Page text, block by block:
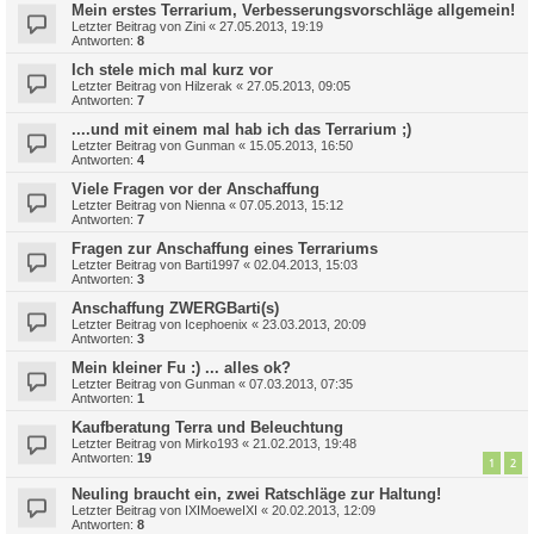
Mein erstes Terrarium, Verbesserungsvorschläge allgemein!
Letzter Beitrag von Zini « 27.05.2013, 19:19
Antworten: 8
Ich stele mich mal kurz vor
Letzter Beitrag von Hilzerak « 27.05.2013, 09:05
Antworten: 7
....und mit einem mal hab ich das Terrarium ;)
Letzter Beitrag von Gunman « 15.05.2013, 16:50
Antworten: 4
Viele Fragen vor der Anschaffung
Letzter Beitrag von Nienna « 07.05.2013, 15:12
Antworten: 7
Fragen zur Anschaffung eines Terrariums
Letzter Beitrag von Barti1997 « 02.04.2013, 15:03
Antworten: 3
Anschaffung ZWERGBarti(s)
Letzter Beitrag von Icephoenix « 23.03.2013, 20:09
Antworten: 3
Mein kleiner Fu :) ... alles ok?
Letzter Beitrag von Gunman « 07.03.2013, 07:35
Antworten: 1
Kaufberatung Terra und Beleuchtung
Letzter Beitrag von Mirko193 « 21.02.2013, 19:48
Antworten: 19 1 2
Neuling braucht ein, zwei Ratschläge zur Haltung!
Letzter Beitrag von IXIMoeweIXI « 20.02.2013, 12:09
Antworten: 8